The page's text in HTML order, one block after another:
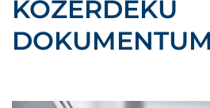
KÖZÉRDEKŰ